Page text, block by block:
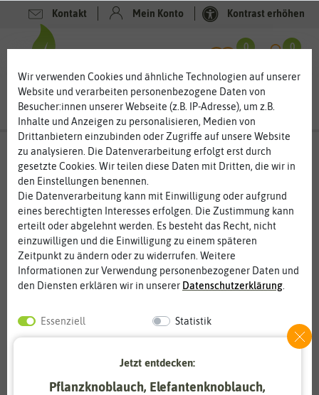
Kontakt Mein Konto Kontrast erhöhen
0 0
Wir verwenden Cookies und ähnliche Technologien auf unserer
Website und verarbeiten personenbezogene Daten von
Besucher:innen unserer Webseite (z.B. IP-Adresse), um z.B.
Inhalte und Anzeigen zu personalisieren, Medien von
Drittanbietern einzubinden oder Zugriffe auf unsere Website
zu analysieren. Die Datenverarbeitung erfolgt erst durch
gesetzte Cookies. Wir teilen diese Daten mit Dritten, die wir in
den Einstellungen benennen.
Die Datenverarbeitung kann mit Einwilligung oder aufgrund
eines berechtigten Interesses erfolgen. Die Zustimmung kann
erteilt oder abgelehnt werden. Es besteht das Recht, nicht
einzuwilligen und die Einwilligung zu einem späteren
Zeitpunkt zu ändern oder zu widerrufen. Weitere
Informationen zur Verwendung personenbezogener Daten und
den Diensten erklären wir in unserer Daten­schutz­erklärung
Essenziell Statistik
Jetzt entdecken:
Pflanzknoblauch, Elefantenknoblauch,